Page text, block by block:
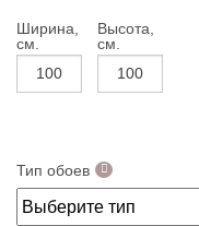
Ширина,
см.
Высота,
см.
Тип обоев